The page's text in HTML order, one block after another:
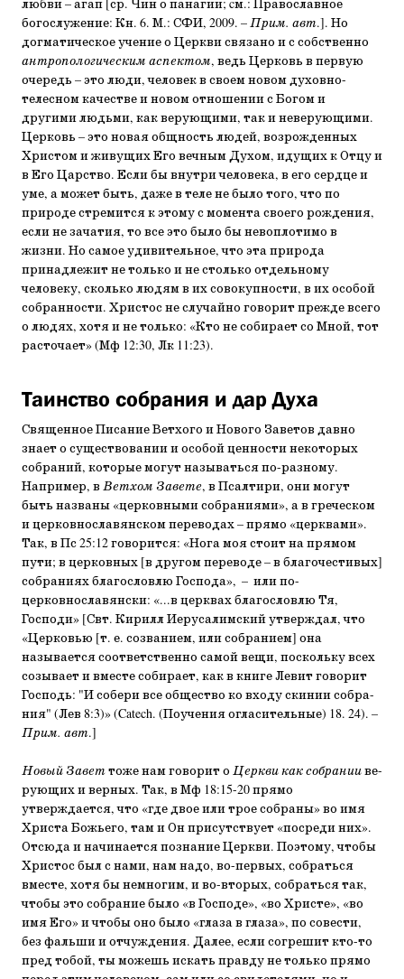
любви – агап [ср. Чин о панагии; cм.: Православное
богослужение: Кн. 6. М.: СФИ, 2009. –Прим. авт.]. Но
догма­тическое учение о Церкви связано и с собственно
антрополо­гическим аспектом, ведь Церковь в первую
очередь – это люди, человек в своем новом духовно-
телесном качестве и новом отношении с Богом и
другими людьми, как верующи­ми, так и неверующими.
Церковь – это новая общность лю­дей, возрожденных
Христом и живущих Его вечным Духом, идущих к Отцу и
в Его Царство. Если бы внутри человека, в его сердце и
уме, а может быть, даже в теле не было того, что по
природе стремится к этому с момента своего рождения,
если не зачатия, то все это было бы невоплотимо в
жизни. Но самое удивительное, что эта природа
принадлежит не только и не столько отдельному
человеку, сколько людям в их совокупности, в их особой
собранности. Христос не слу­чайно говорит прежде всего
о людях, хотя и не только: «Кто не собирает со Мной, тот
расточает» (Мф 12:30, Лк 11:23).
Таинство собрания и дар Духа
Священное Писание Ветхого и Нового Заветов давно
знает о существовании и особой ценности некоторых
собраний, которые могут называться по-разному.
Например, в Ветхом Завете, в Псалтири, они могут
быть названы «церковными собраниями», а в греческом
и церковнославянском перево­дах – прямо «церквами».
Так, в Пс 25:12 говорится: «Нога моя стоит на прямом
пути; в церковных [в другом перево­де – в благочестивых]
собраниях благословлю Господа», – или по-
церковнославянски: «...в церквах благословлю Тя,
Господи» [Свт. Кирилл Иерусалимский утверждал, что
«Церковью [т. е. созванием, или собранием] она
называется соответственно самой ве­щи, поскольку всех
созывает и вместе собирает, как в книге Левит говорит
Господь: "И собери все общество ко входу скинии собра­
ния" (Лев 8:3)» (Catech. (Поучения огласительные) 18. 24). –
Прим. авт.]
Новый Заветтоже нам говорит о Церкви как собранииве­
рующих и верных. Так, в Мф 18:15-20 прямо
утверждается, что «где двое или трое собраны» во имя
Христа Божьего, там и Он присутствует «посреди них».
Отсюда и начинается познание Церкви. Поэтому, чтобы
Христос был с нами, нам надо, во-первых, собраться
вместе, хотя бы немногим, и во-вторых, собраться так,
чтобы это собрание было «в Госпо­де», «во Христе», «во
имя Его» и чтобы оно было «глаза в гла­за», по совести,
без фальши и отчуждения. Далее, если со­грешит кто-то
пред тобой, ты можешь искать правду не только прямо